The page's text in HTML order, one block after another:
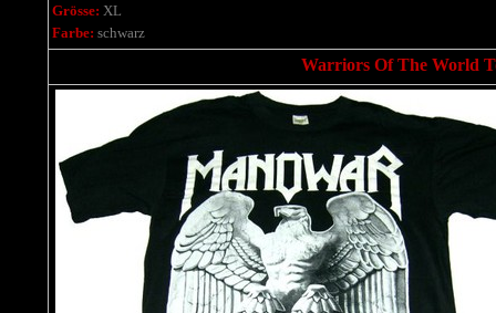
Grösse: XL
Farbe: schwarz
Warriors Of The World